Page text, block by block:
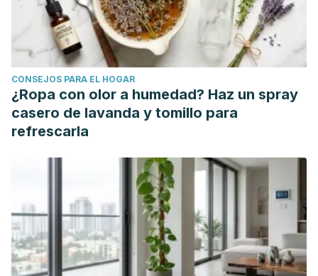
CONSEJOS PARA EL HOGAR
¿Ropa con olor a humedad? Haz un spray
casero de lavanda y tomillo para
refrescarla